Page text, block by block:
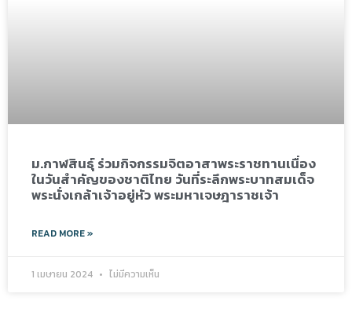
ม.กาฬสินธุ์ ร่วมกิจกรรมจิตอาสาพระราชทานเนื่อง
ในวันสำคัญของชาติไทย วันที่ระลึกพระบาทสมเด็จ
พระนั่งเกล้าเจ้าอยู่หัว พระมหาเจษฎาราชเจ้า
READ MORE »
1 เมษายน 2024 ไม่มีความเห็น